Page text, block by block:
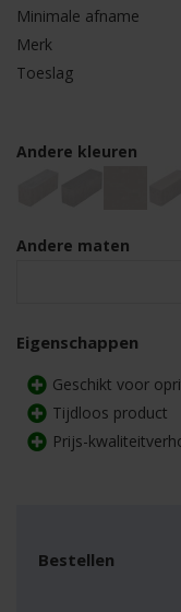
Minimale afname
Merk
Toeslag
Andere kleuren
Andere maten
Eigenschappen
Geschikt voor
Tijdloos product
Prijs-
Bestellen